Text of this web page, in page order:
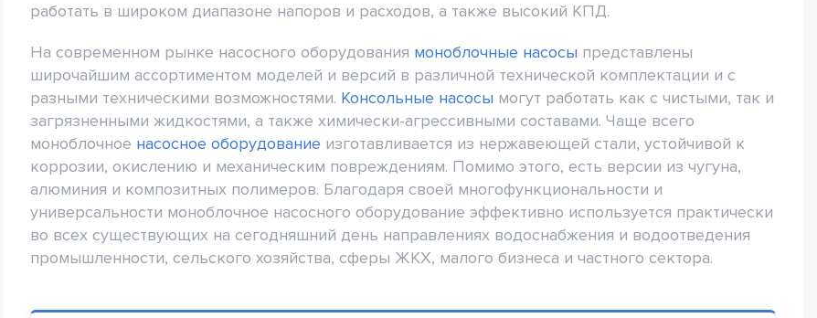
работать в широком диапазоне напоров и расходов, а также высокий КПД.
На современном рынке насосного оборудования моноблочные насосы представлены
широчайшим ассортиментом моделей и версий в различной технической комплектации и с
разными техническими возможностями. Консольные насосы могут работать как с чистыми, так и
загрязненными жидкостями, а также химически-агрессивными составами. Чаще всего
моноблочное насосное оборудование изготавливается из нержавеющей стали, устойчивой к
коррозии, окислению и механическим повреждениям. Помимо этого, есть версии из чугуна,
алюминия и композитных полимеров. Благодаря своей многофункциональности и
универсальности моноблочное насосного оборудование эффективно используется практически
во всех существующих на сегодняшний день направлениях водоснабжения и водоотведения
промышленности, сельского хозяйства, сферы ЖКХ, малого бизнеса и частного сектора.